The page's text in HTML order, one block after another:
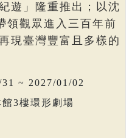
遊」隆重推出；以沈
領觀眾進入三百年前
現臺灣豐富且多樣的
~ 2027/01/02
3樓環形劇場